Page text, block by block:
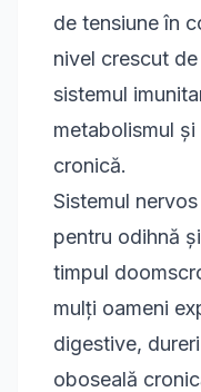
de tensiune în
nivel crescut
sistemul
metabolismul
cronică.
Sistemul
pentru odihnă
timpul
mulți oameni
digestive,
oboseală